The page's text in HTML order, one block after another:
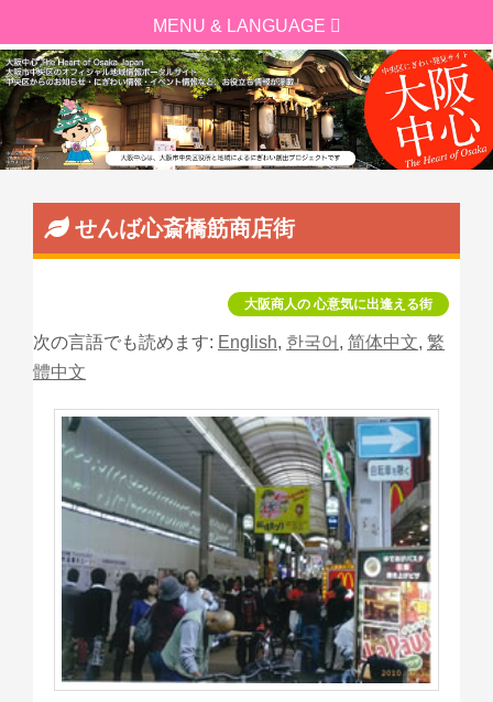
せんば心斎橋筋商店街
大阪商人の 心意気に出逢える街
次の言語でも読めます: English, 한국어 , 简体中文, 繁
體中文